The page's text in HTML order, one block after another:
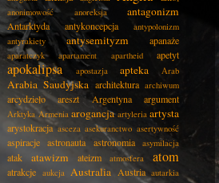
anonimowość anoreksja antagonizm
Antarktyda antykoncepcja
antypolonizm
antyrakiety
antysemityzm apanaże
aparatczyk apartament apartheid apetyt
apokalipsa apostazja apteka Arab
Arabia Saudyjska architektura archiwum
arcydzieło areszt Argentyna argument
Arktyka Armenia arogancja artyleria artysta
arystokracja asceza asekuranctwo asertywność
aspiracje astronauta astronomia asymilacja
atak atawizm ateizm atmosfera atom
atrakcje aukcja Australia Austria autarkia